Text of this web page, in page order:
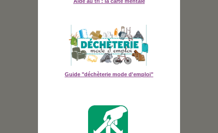
Guide "déchèterie mode d'emploi"